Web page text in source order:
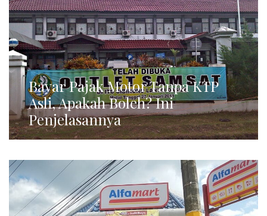
Bayar Pajak Motor Tanpa KTP
Asli, Apakah Boleh? Ini
Penjelasannya